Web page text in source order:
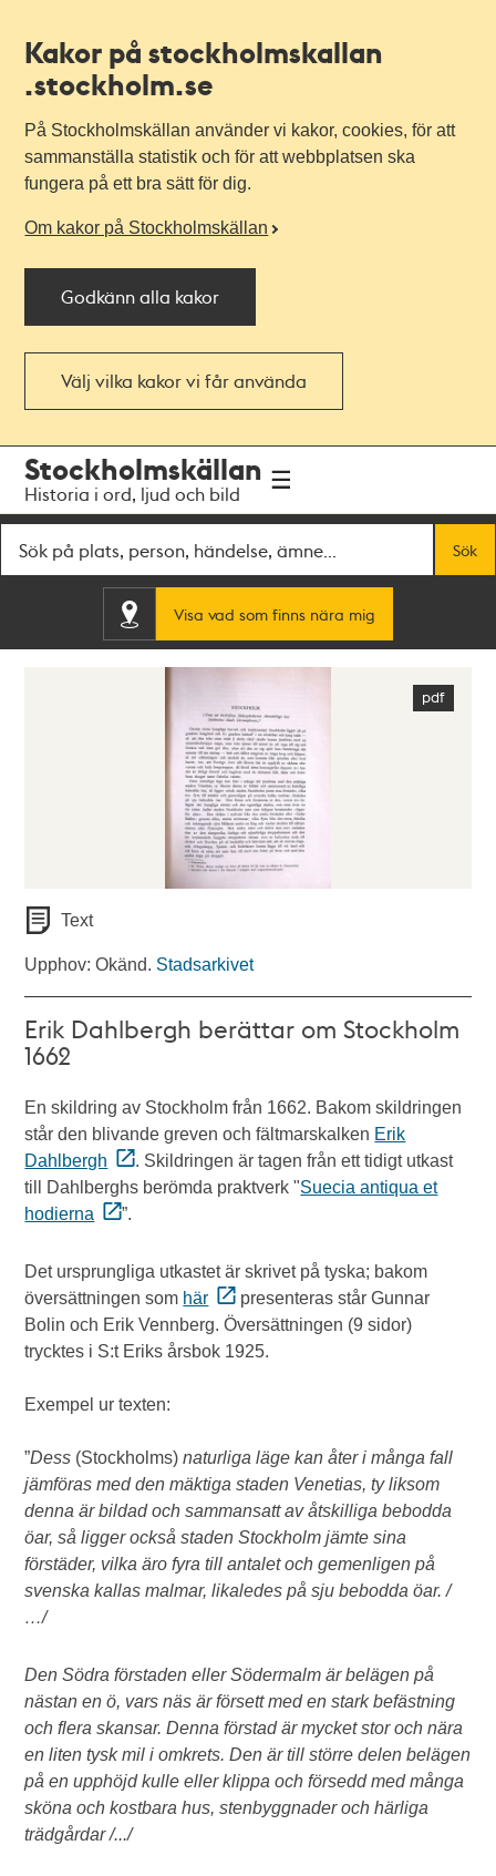
Kakor på stockholmskallan
.stockholm.se
På Stockholmskällan använder vi kakor, cookies, för att
sammanställa statistik och för att webbplatsen ska
fungera på ett bra sätt för dig.
Om kakor på Stockholmskällan
Godkänn alla kakor
Välj vilka kakor vi får använda
navigationen
huvudinnehållet
Stockholmskällan
Historia i ord, ljud och bild
Sök
Visa vad som finns nära mig
Text
Upphov: Okänd. Stadsarkivet
Erik Dahlbergh berättar om Stockholm
1662
En skildring av Stockholm från 1662. Bakom skildringen
står den blivande greven och fältmarskalken Erik
Dahlbergh
. Skildringen är tagen från ett tidigt utkast
till Dahlberghs berömda praktverk "Suecia antiqua et
hodierna
”.
Det ursprungliga utkastet är skrivet på tyska; bakom
översättningen som här
presenteras står Gunnar
Bolin och Erik Vennberg. Översättningen (9 sidor)
trycktes i S:t Eriks årsbok 1925.
Exempel ur texten:
”Dess (Stockholms) naturliga läge kan åter i många fall
jämföras med den mäktiga staden Venetias, ty liksom
denna är bildad och sammansatt av åtskilliga bebodda
öar, så ligger också staden Stockholm jämte sina
förstäder, vilka äro fyra till antalet och gemenligen på
svenska kallas malmar, likaledes på sju bebodda öar./
…/
Den Södra förstaden eller Södermalm är belägen på
nästan en ö, vars näs är försett med en stark befästning
och flera skansar. Denna förstad är mycket stor och nära
en liten tysk mil i omkrets. Den är till större delen belägen
på en upphöjd kulle eller klippa och försedd med många
sköna och kostbara hus, stenbyggnader och härliga
trädgårdar/.../